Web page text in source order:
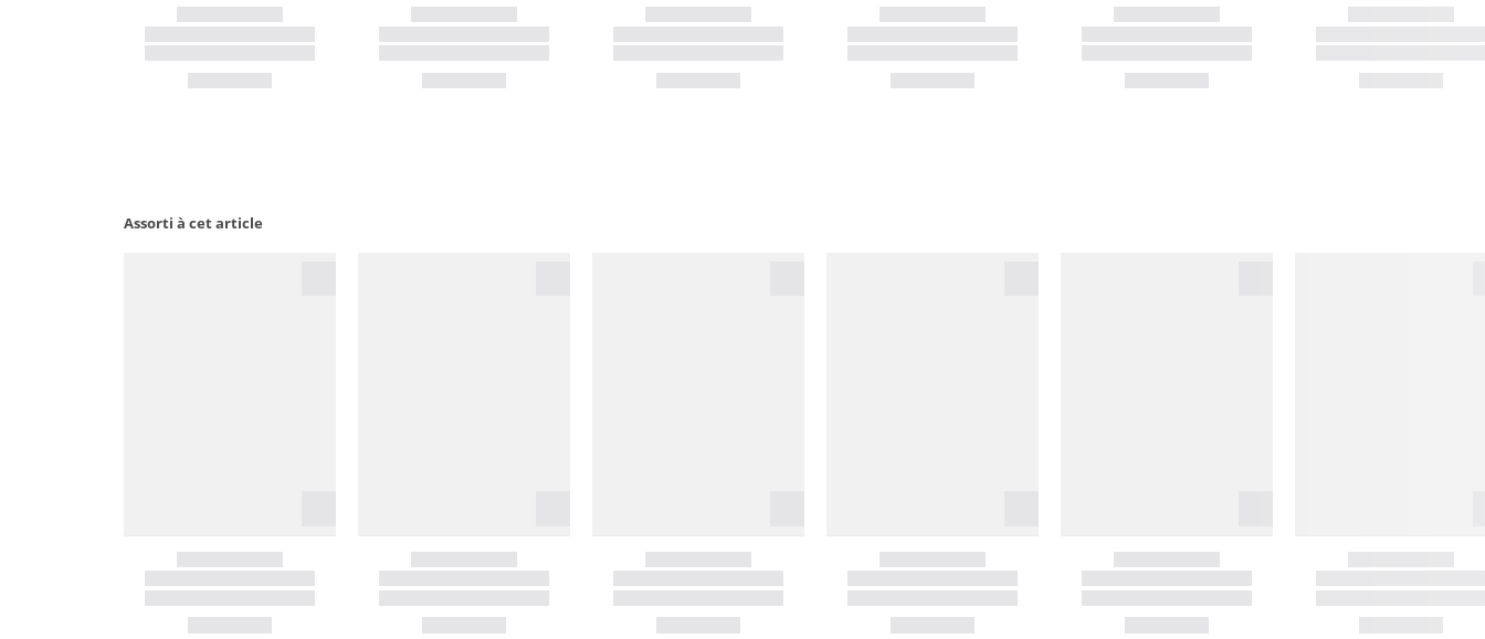
Assorti à cet article